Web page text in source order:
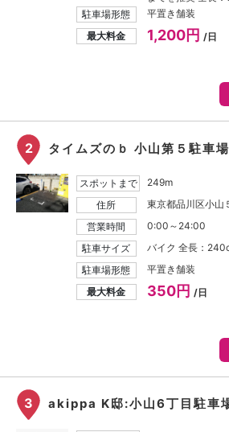
駐車場形態
平置き舗装
最大料金
1,200円/日
2 タイムズのｂ 小山第５駐車場
スポットまで
249m
住所
東京都品川区小山
営業時間
0:00～24:00
駐車サイズ
バイク 全長：
駐車場形態
平置き舗装
最大料金
350円 /日
3 akippa K邸:小山6丁目駐車